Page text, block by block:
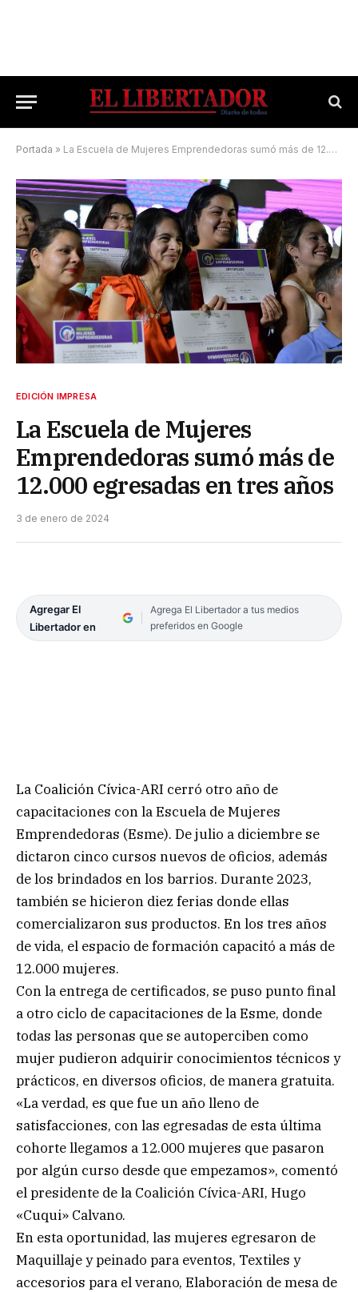
Portada » La Escuela de Mujeres Emprendedoras sumó más de 12.000 egresadas en tres años
EDICIÓN IMPRESA
La Escuela de Mujeres
Emprendedoras sumó más de
12.000 egresadas en tres años
3 de enero de 2024
Agregar El
Libertador en
Agrega El Libertador a tus medios
preferidos en Google
La Coalición Cívica-ARI cerró otro año de
capacitaciones con la Escuela de Mujeres
Emprendedoras (Esme). De julio a diciembre se
dictaron cinco cursos nuevos de oficios, además
de los brindados en los barrios. Durante 2023,
también se hicieron diez ferias donde ellas
comercializaron sus productos. En los tres años
de vida, el espacio de formación capacitó a más de
12.000 mujeres.
Con la entrega de certificados, se puso punto final
a otro ciclo de capacitaciones de la Esme, donde
todas las personas que se autoperciben como
mujer pudieron adquirir conocimientos técnicos y
prácticos, en diversos oficios, de manera gratuita.
«La verdad, es que fue un año lleno de
satisfacciones, con las egresadas de esta última
cohorte llegamos a 12.000 mujeres que pasaron
por algún curso desde que empezamos», comentó
el presidente de la Coalición Cívica-ARI, Hugo
«Cuqui» Calvano.
En esta oportunidad, las mujeres egresaron de
Maquillaje y peinado para eventos, Textiles y
accesorios para el verano, Elaboración de mesa de